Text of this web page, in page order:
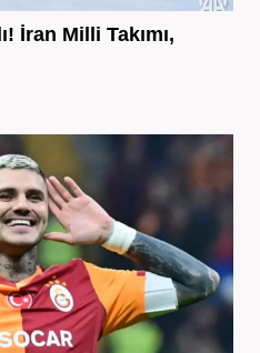
İran Milli Takımı,